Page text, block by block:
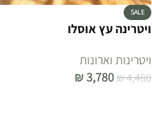
SALE
ויטרינה עץ אוסלו
ויטרינות וארונות
₪4,480
₪3,780